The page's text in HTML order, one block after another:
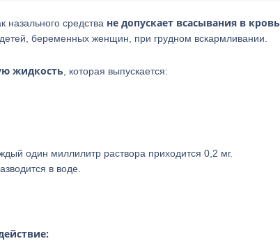
средства не допускает всасывания в кровь
беременных женщин, при грудном вскармливании.
жидкость , которая выпускается:
один миллилитр раствора приходится 0,2 мг.
в воде.